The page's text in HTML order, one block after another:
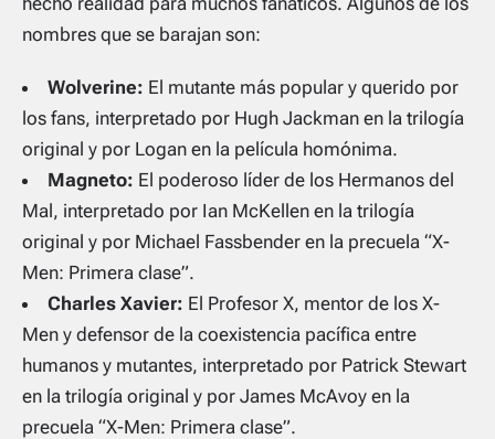
nombres que se barajan son:
Wolverine: El mutante más popular y querido por
los fans, interpretado por Hugh Jackman en la trilogía
original y por Logan en la película homónima.
Magneto: El poderoso líder de los Hermanos del
Mal, interpretado por Ian McKellen en la trilogía
original y por Michael Fassbender en la precuela “X-
Men: Primera clase”.
Charles Xavier: El Profesor X, mentor de los X-
Men y defensor de la coexistencia pacífica entre
humanos y mutantes, interpretado por Patrick Stewart
en la trilogía original y por James McAvoy en la
precuela “X-Men: Primera clase”.